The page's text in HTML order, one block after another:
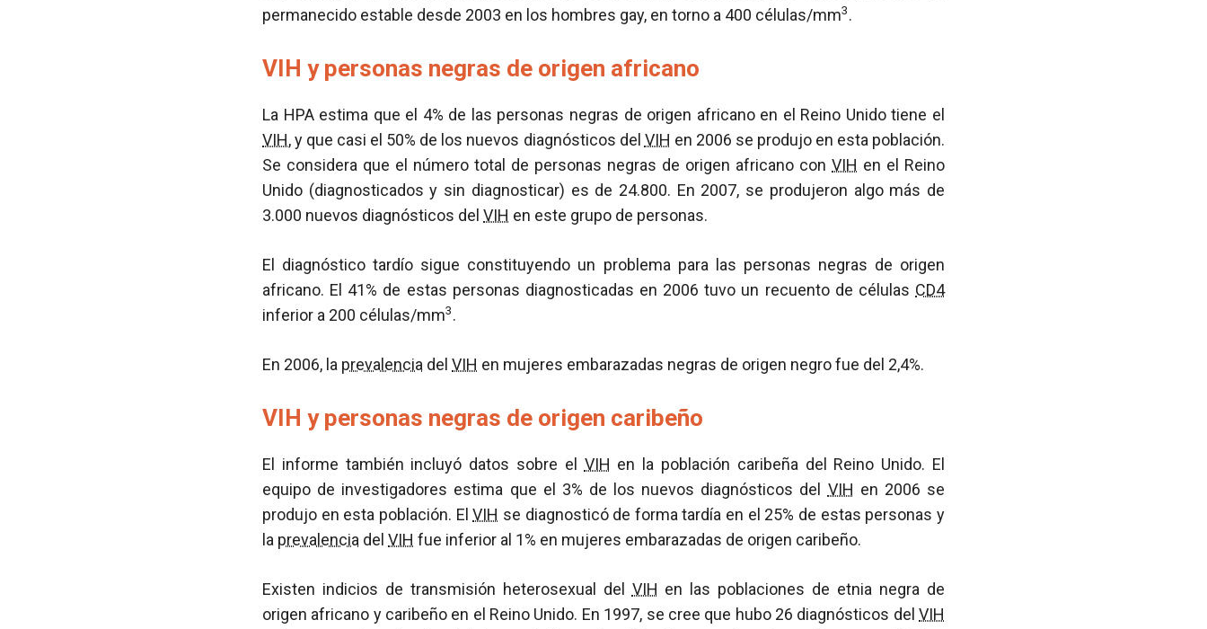
permanecido estable desde 2003 en los hombres gay, en torno a 400 células/mm3.
VIH y personas negras de origen africano
La HPA estima que el 4% de las personas negras de origen africano en el Reino Unido tiene el
VIH, y que casi el 50% de los nuevos diagnósticos del VIH en 2006 se produjo en esta población.
Se considera que el número total de personas negras de origen africano con VIH en el Reino
Unido (diagnosticados y sin diagnosticar) es de 24.800. En 2007, se produjeron algo más de
3.000 nuevos diagnósticos del VIH en este grupo de personas.
El diagnóstico tardío sigue constituyendo un problema para las personas negras de origen
africano. El 41% de estas personas diagnosticadas en 2006 tuvo un recuento de células CD4
inferior a 200 células/mm3.
En 2006, la prevalencia del VIH en mujeres embarazadas negras de origen negro fue del 2,4%.
VIH y personas negras de origen caribeño
El informe también incluyó datos sobre el VIH en la población caribeña del Reino Unido. El
equipo de investigadores estima que el 3% de los nuevos diagnósticos del VIH en 2006 se
produjo en esta población. ElVIH se diagnosticó de forma tardía en el 25% de estas personas y
la prevalencia del VIH fue inferior al 1% en mujeres embarazadas de origen caribeño.
Existen indicios de transmisión heterosexual del VIH en las poblaciones de etnia negra de
origen africano y caribeño en el Reino Unido. En 1997, se cree que hubo 26 diagnósticos del VIH